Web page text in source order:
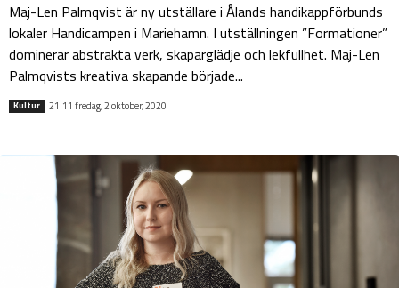
Maj-Len Palmqvist är ny utställare i Ålands handikappförbunds
lokaler Handicampen i Mariehamn. I utställningen ”Formationer”
dominerar abstrakta verk, skaparglädje och lekfullhet. Maj-Len
Palmqvists kreativa skapande började...
Kultur 21:11 fredag, 2 oktober, 2020